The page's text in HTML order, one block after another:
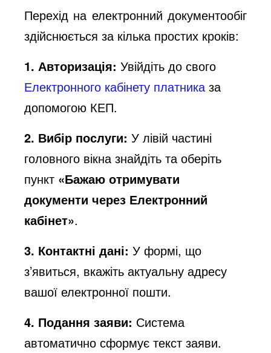
Перехід на електронний документообіг
здійснюється за кілька простих кроків:
1. Авторизація: Увійдіть до свого
Електронного кабінету платника за
допомогою КЕП.
2. Вибір послуги: У лівій частині
головного вікна знайдіть та оберіть
пункт «Бажаю отримувати
документи через Електронний
кабінет».
3. Контактні дані: У формі, що
з’явиться, вкажіть актуальну адресу
вашої електронної пошти.
4. Подання заяви: Система
автоматично сформує текст заяви.